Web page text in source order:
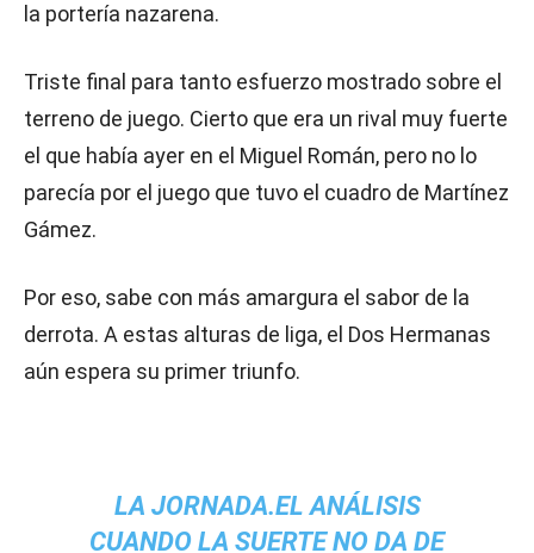
la portería nazarena.
Triste final para tanto esfuerzo mostrado sobre el
terreno de juego. Cierto que era un rival muy fuerte
el que había ayer en el Miguel Román, pero no lo
parecía por el juego que tuvo el cuadro de Martínez
Gámez.
Por eso, sabe con más amargura el sabor de la
derrota. A estas alturas de liga, el Dos Hermanas
aún espera su primer triunfo.
LA JORNADA.EL ANÁLISIS
CUANDO LA SUERTE NO DA DE